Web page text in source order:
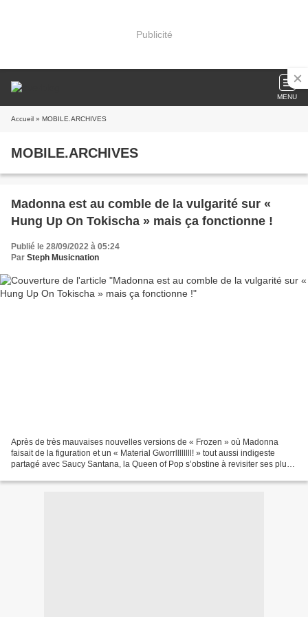
Publicité
MENU
Accueil » MOBILE.ARCHIVES
MOBILE.ARCHIVES
Madonna est au comble de la vulgarité sur «
Hung Up On Tokischa » mais ça fonctionne !
Publié le 28/09/2022 à 05:24
Par Steph Musicnation
Après de très mauvaises nouvelles versions de « Frozen » où Madonna
faisait de la figuration et un « Material Gworrllllllll! » tout aussi indigeste
partagé avec Saucy Santana, la Queen of Pop s’obstine à revisiter ses plus